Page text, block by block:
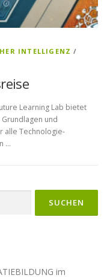
INTELLIGENZ /
Learning Lab bietet
und
alle Technologie-
…
im